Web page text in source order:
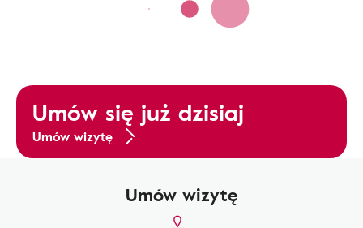
Umów się już dzisiaj
Umów wizytę
Umów wizytę